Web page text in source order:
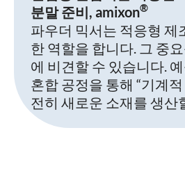
분말 준비, amixon®
파우더 믹서는 적응형 제
한 역할을 합니다. 그 중
에 비견할 수 있습니다.
혼합 공정을 통해 “기계
전히 새로운 소재를 생산